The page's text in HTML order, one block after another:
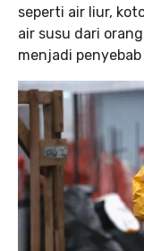
seperti air liur,
air susu dari
menjadi